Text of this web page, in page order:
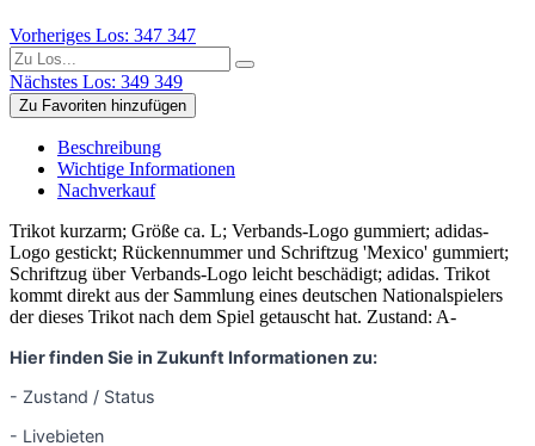
Vorheriges Los: 347 347
Nächstes Los: 349 349
Zu Favoriten hinzufügen
Beschreibung
Wichtige Informationen
Nachverkauf
Trikot kurzarm; Größe ca. L; Verbands-Logo gummiert; adidas-
Logo gestickt; Rückennummer und Schriftzug 'Mexico' gummiert;
Schriftzug über Verbands-Logo leicht beschädigt; adidas. Trikot
kommt direkt aus der Sammlung eines deutschen Nationalspielers
der dieses Trikot nach dem Spiel getauscht hat. Zustand: A-
Hier finden Sie in Zukunft Informationen zu:
- Zustand / Status
- Livebieten